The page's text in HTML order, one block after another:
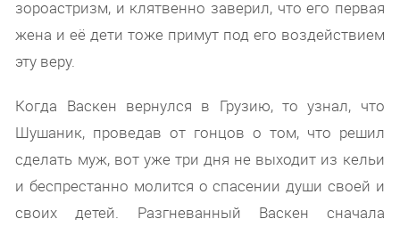
зороастризм, и клятвенно заверил, что его первая
жена и её дети тоже примут под его воздействием
эту веру.
Когда Васкен вернулся в Грузию, то узнал, что
Шушаник, проведав от гонцов о том, что решил
сделать муж, вот уже три дня не выходит из кельи
и беспрестанно молится о спасении души своей и
своих детей. Разгневанный Васкен сначала